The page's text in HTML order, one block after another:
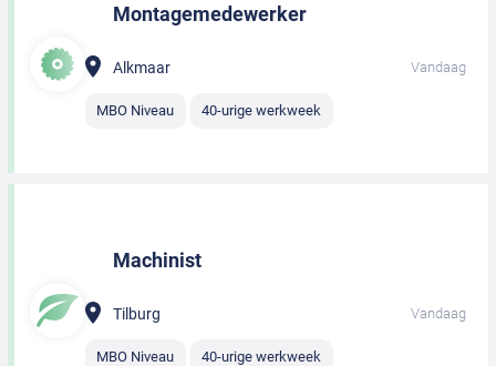
Montagemedewerker
Alkmaar Vandaag
MBO Niveau 40-urige werkweek
Machinist
Tilburg Vandaag
MBO Niveau 40-urige werkweek